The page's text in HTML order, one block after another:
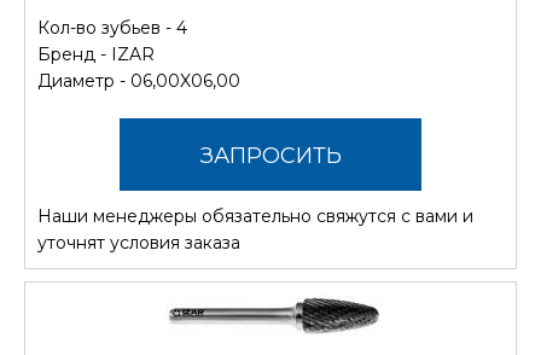
Кол-во зубьев - 4
Бренд - IZAR
Диаметр - 06,00X06,00
ЗАПРОСИТЬ
СТОИМОСТЬ
Наши менеджеры обязательно свяжутся с вами и
уточнят условия заказа